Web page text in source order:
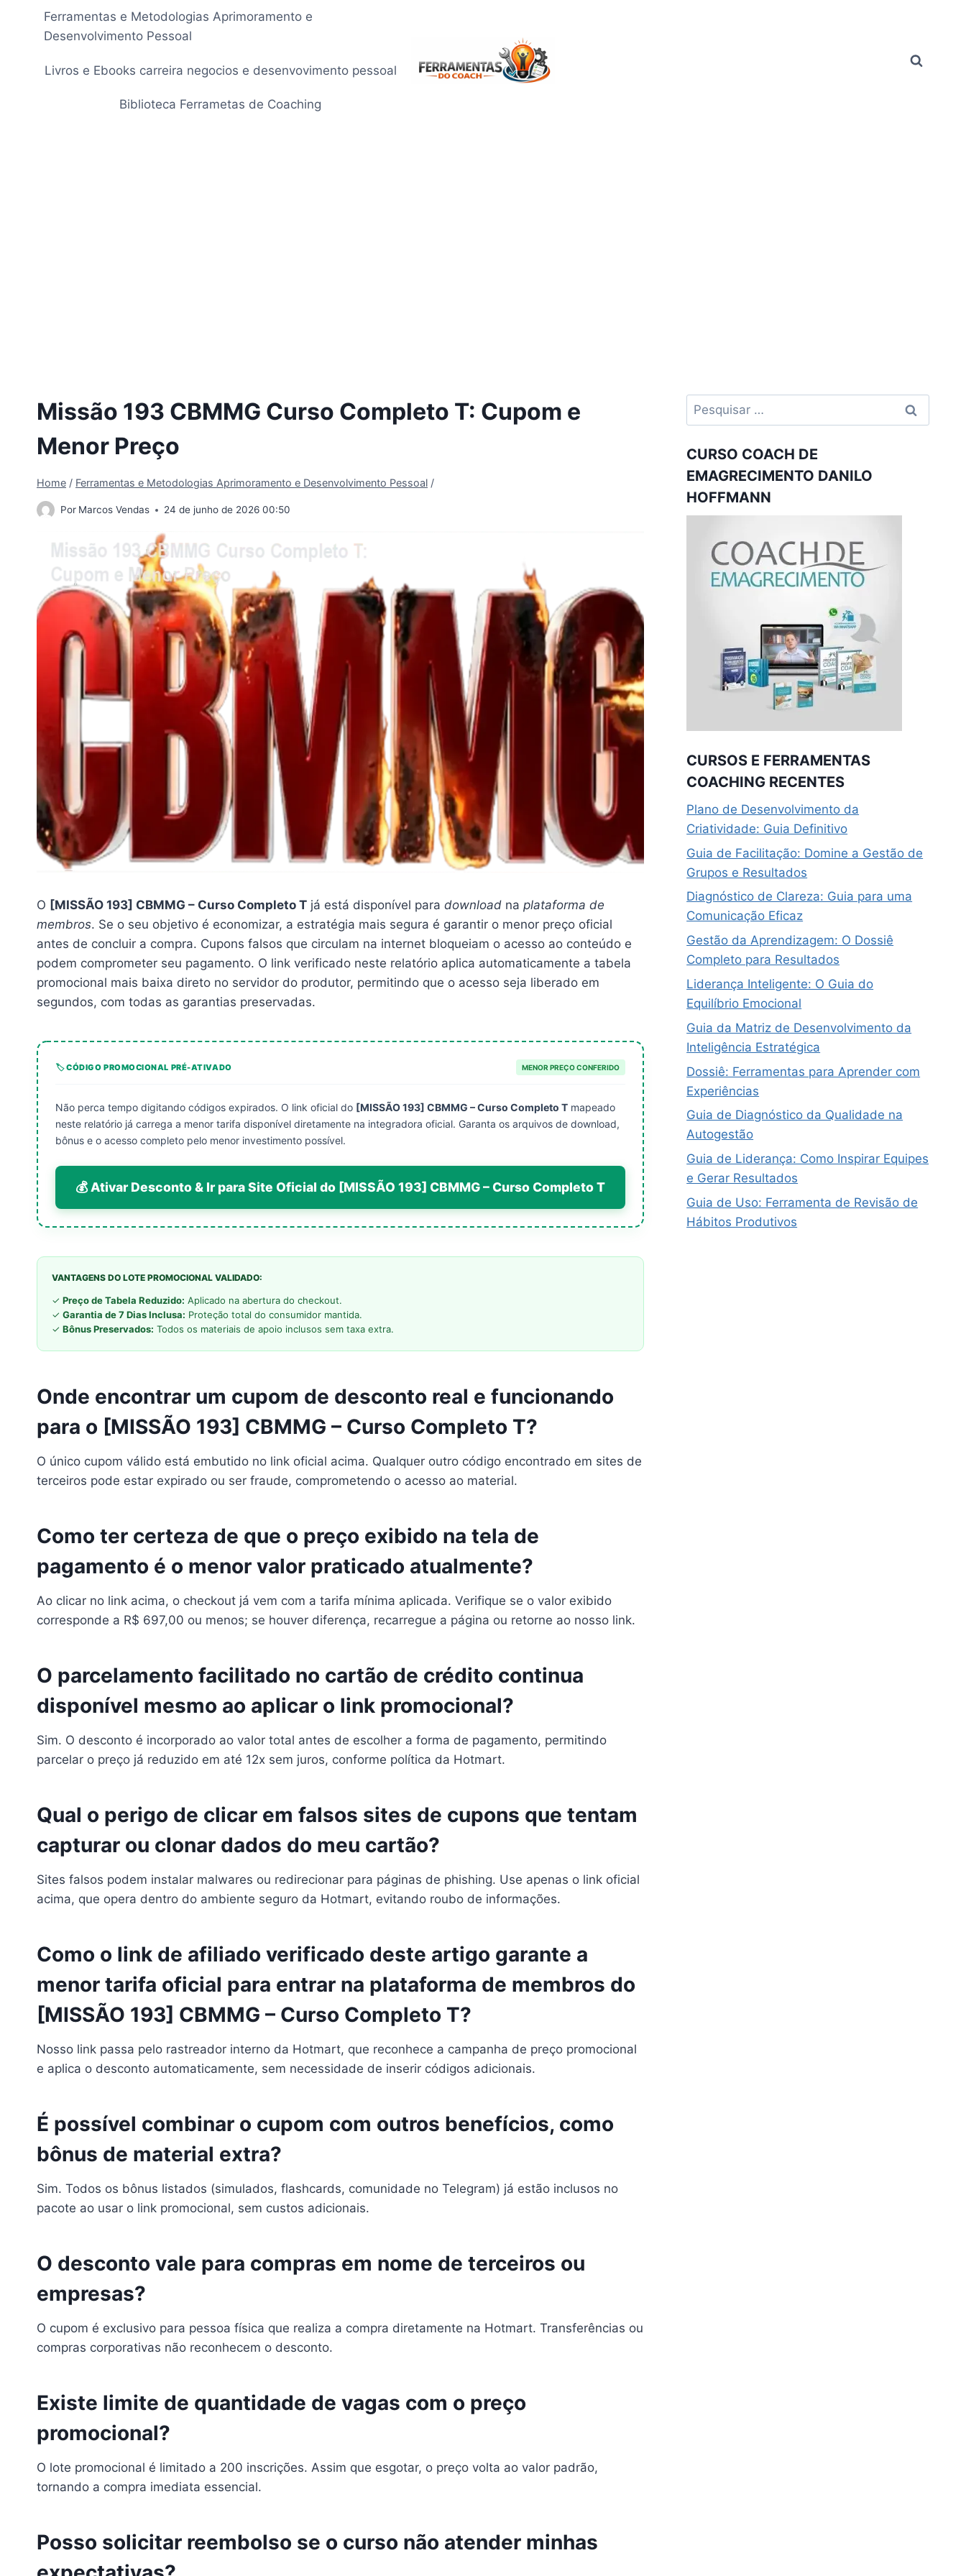
Conteúdo
Ferramentas e Metodologias Aprimoramento e
Desenvolvimento Pessoal
Livros e Ebooks carreira negocios e desenvovimento pessoal
Biblioteca Ferrametas de Coaching
Missão 193 CBMMG Curso Completo T: Cupom e
Menor Preço
Home / Ferramentas e Metodologias Aprimoramento e Desenvolvimento Pessoal /
Por Marcos Vendas 24 de junho de 2026 00:50
O [MISSÃO 193] CBMMG – Curso Completo T já está disponível para download na plataforma de
membros. Se o seu objetivo é economizar, a estratégia mais segura é garantir o menor preço oficial
antes de concluir a compra. Cupons falsos que circulam na internet bloqueiam o acesso ao conteúdo e
podem comprometer seu pagamento. O link verificado neste relatório aplica automaticamente a tabela
promocional mais baixa direto no servidor do produtor, permitindo que o acesso seja liberado em
segundos, com todas as garantias preservadas.
🏷️ CÓDIGO PROMOCIONAL PRÉ-ATIVADO MENOR PREÇO CONFERIDO
Não perca tempo digitando códigos expirados. O link oficial do [MISSÃO 193] CBMMG – Curso Completo T mapeado
neste relatório já carrega a menor tarifa disponível diretamente na integradora oficial. Garanta os arquivos de download,
bônus e o acesso completo pelo menor investimento possível.
💰 Ativar Desconto & Ir para Site Oficial do [MISSÃO 193] CBMMG – Curso Completo T
VANTAGENS DO LOTE PROMOCIONAL VALIDADO:
✓ Preço de Tabela Reduzido: Aplicado na abertura do checkout.
✓ Garantia de 7 Dias Inclusa: Proteção total do consumidor mantida.
✓ Bônus Preservados: Todos os materiais de apoio inclusos sem taxa extra.
Onde encontrar um cupom de desconto real e funcionando
para o [MISSÃO 193] CBMMG – Curso Completo T?
O único cupom válido está embutido no link oficial acima. Qualquer outro código encontrado em sites de
terceiros pode estar expirado ou ser fraude, comprometendo o acesso ao material.
Como ter certeza de que o preço exibido na tela de
pagamento é o menor valor praticado atualmente?
Ao clicar no link acima, o checkout já vem com a tarifa mínima aplicada. Verifique se o valor exibido
corresponde a R$ 697,00 ou menos; se houver diferença, recarregue a página ou retorne ao nosso link.
O parcelamento facilitado no cartão de crédito continua
disponível mesmo ao aplicar o link promocional?
Sim. O desconto é incorporado ao valor total antes de escolher a forma de pagamento, permitindo
parcelar o preço já reduzido em até 12x sem juros, conforme política da Hotmart.
Qual o perigo de clicar em falsos sites de cupons que tentam
capturar ou clonar dados do meu cartão?
Sites falsos podem instalar malwares ou redirecionar para páginas de phishing. Use apenas o link oficial
acima, que opera dentro do ambiente seguro da Hotmart, evitando roubo de informações.
Como o link de afiliado verificado deste artigo garante a
menor tarifa oficial para entrar na plataforma de membros do
[MISSÃO 193] CBMMG – Curso Completo T?
Nosso link passa pelo rastreador interno da Hotmart, que reconhece a campanha de preço promocional
e aplica o desconto automaticamente, sem necessidade de inserir códigos adicionais.
É possível combinar o cupom com outros benefícios, como
bônus de material extra?
Sim. Todos os bônus listados (simulados, flashcards, comunidade no Telegram) já estão inclusos no
pacote ao usar o link promocional, sem custos adicionais.
O desconto vale para compras em nome de terceiros ou
empresas?
O cupom é exclusivo para pessoa física que realiza a compra diretamente na Hotmart. Transferências ou
compras corporativas não reconhecem o desconto.
Existe limite de quantidade de vagas com o preço
promocional?
O lote promocional é limitado a 200 inscrições. Assim que esgotar, o preço volta ao valor padrão,
tornando a compra imediata essencial.
Posso solicitar reembolso se o curso não atender minhas
Pesquisar
por:
CURSO COACH DE
EMAGRECIMENTO DANILO
HOFFMANN
CURSOS E FERRAMENTAS
COACHING RECENTES
Plano de Desenvolvimento da
Criatividade: Guia Definitivo
Guia de Facilitação: Domine a Gestão de
Grupos e Resultados
Diagnóstico de Clareza: Guia para uma
Comunicação Eficaz
Gestão da Aprendizagem: O Dossiê
Completo para Resultados
Liderança Inteligente: O Guia do
Equilíbrio Emocional
Guia da Matriz de Desenvolvimento da
Inteligência Estratégica
Dossiê: Ferramentas para Aprender com
Experiências
Guia de Diagnóstico da Qualidade na
Autogestão
Guia de Liderança: Como Inspirar Equipes
e Gerar Resultados
Guia de Uso: Ferramenta de Revisão de
Hábitos Produtivos